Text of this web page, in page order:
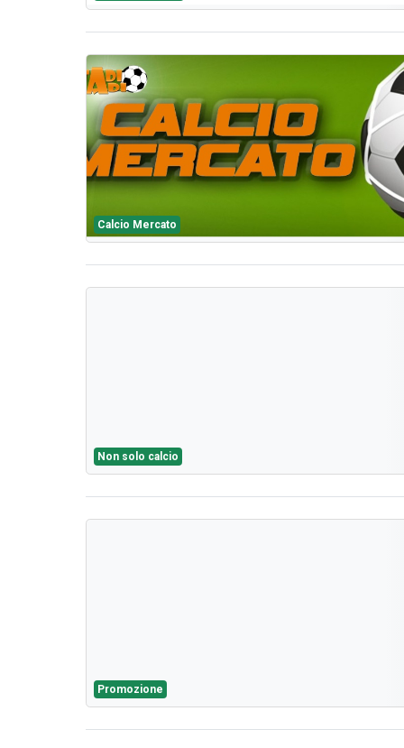
Calcio Mercato
Non solo calcio
Promozione